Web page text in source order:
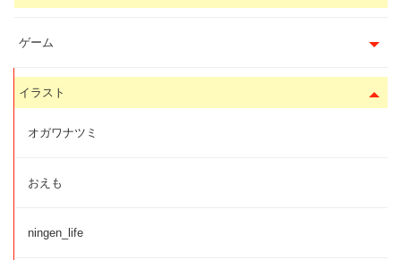
ゲーム
イラスト
オガワナツミ
おえも
ningen_life